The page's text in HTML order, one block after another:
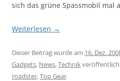
sich das grüne Spassmobil mal
Weiterlesen →
Dieser Beitrag wurde am 16. Dez.
Gadgets, News,Technik
roadster,Top Gear.